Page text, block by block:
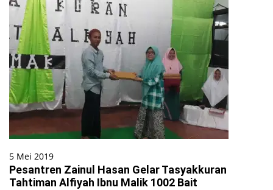
5 Mei 2019
Pesantren Zainul Hasan Gelar Tasyakkuran
Tahtiman Alfiyah Ibnu Malik 1002 Bait